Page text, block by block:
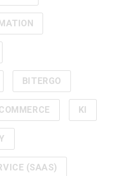
BITERGO
KI
(SAAS)